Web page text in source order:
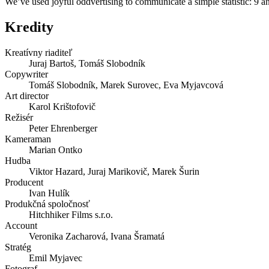
Kredity
Kreatívny riaditeľ
Juraj Bartoš, Tomáš Slobodník
Copywriter
Tomáš Slobodník, Marek Surovec, Eva Myjavcová
Art director
Karol Krištofovič
Režisér
Peter Ehrenberger
Kameraman
Marian Ontko
Hudba
Viktor Hazard, Juraj Marikovič, Marek Šurin
Producent
Ivan Hulík
Produkčná spoločnosť
Hitchhiker Films s.r.o.
Account
Veronika Zacharová, Ivana Šramatá
Stratég
Emil Myjavec